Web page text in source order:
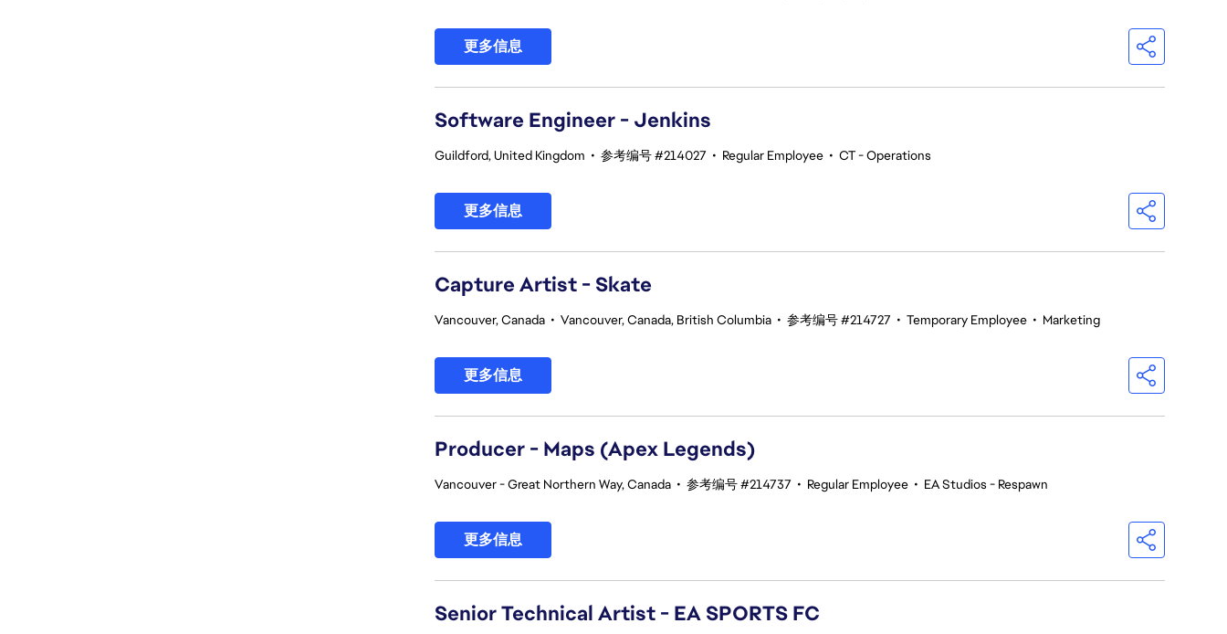
更多信息
Software Engineer - Jenkins
Guildford, United Kingdom • 参考编号 #214027 • Regular Employee • CT - Operations
更多信息
Capture Artist - Skate
Vancouver, Canada • Vancouver, Canada, British Columbia • 参考编号 #214727 • Temporary Employee • Marketing
更多信息
Producer - Maps (Apex Legends)
Vancouver - Great Northern Way, Canada • 参考编号 #214737 • Regular Employee • EA Studios - Respawn
更多信息
Senior Technical Artist - EA SPORTS FC